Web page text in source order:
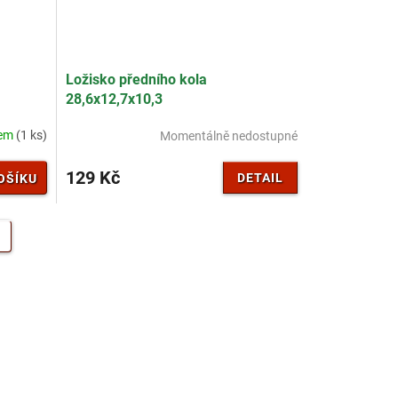
(1 ks)
Ložisko předního kola
28,6x12,7x10,3
Momentálně nedostupné
129 Kč DETAIL